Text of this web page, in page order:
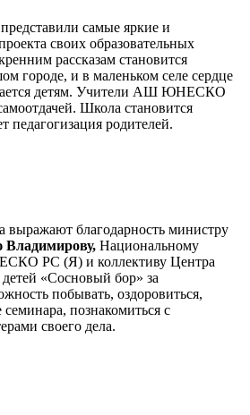
самые яркие и
своих образовательных
рассказам становится
городе, и в маленьком селе сердце
детям. Учители АШ ЮНЕСКО
Школа становится
педагогизация родителей.
выражают благодарность министру
Владимирову, Национальному
РС (Я) и коллективу Центра
«Сосновый бор» за
побывать, оздоровиться,
семинара, познакомиться с
своего дела.